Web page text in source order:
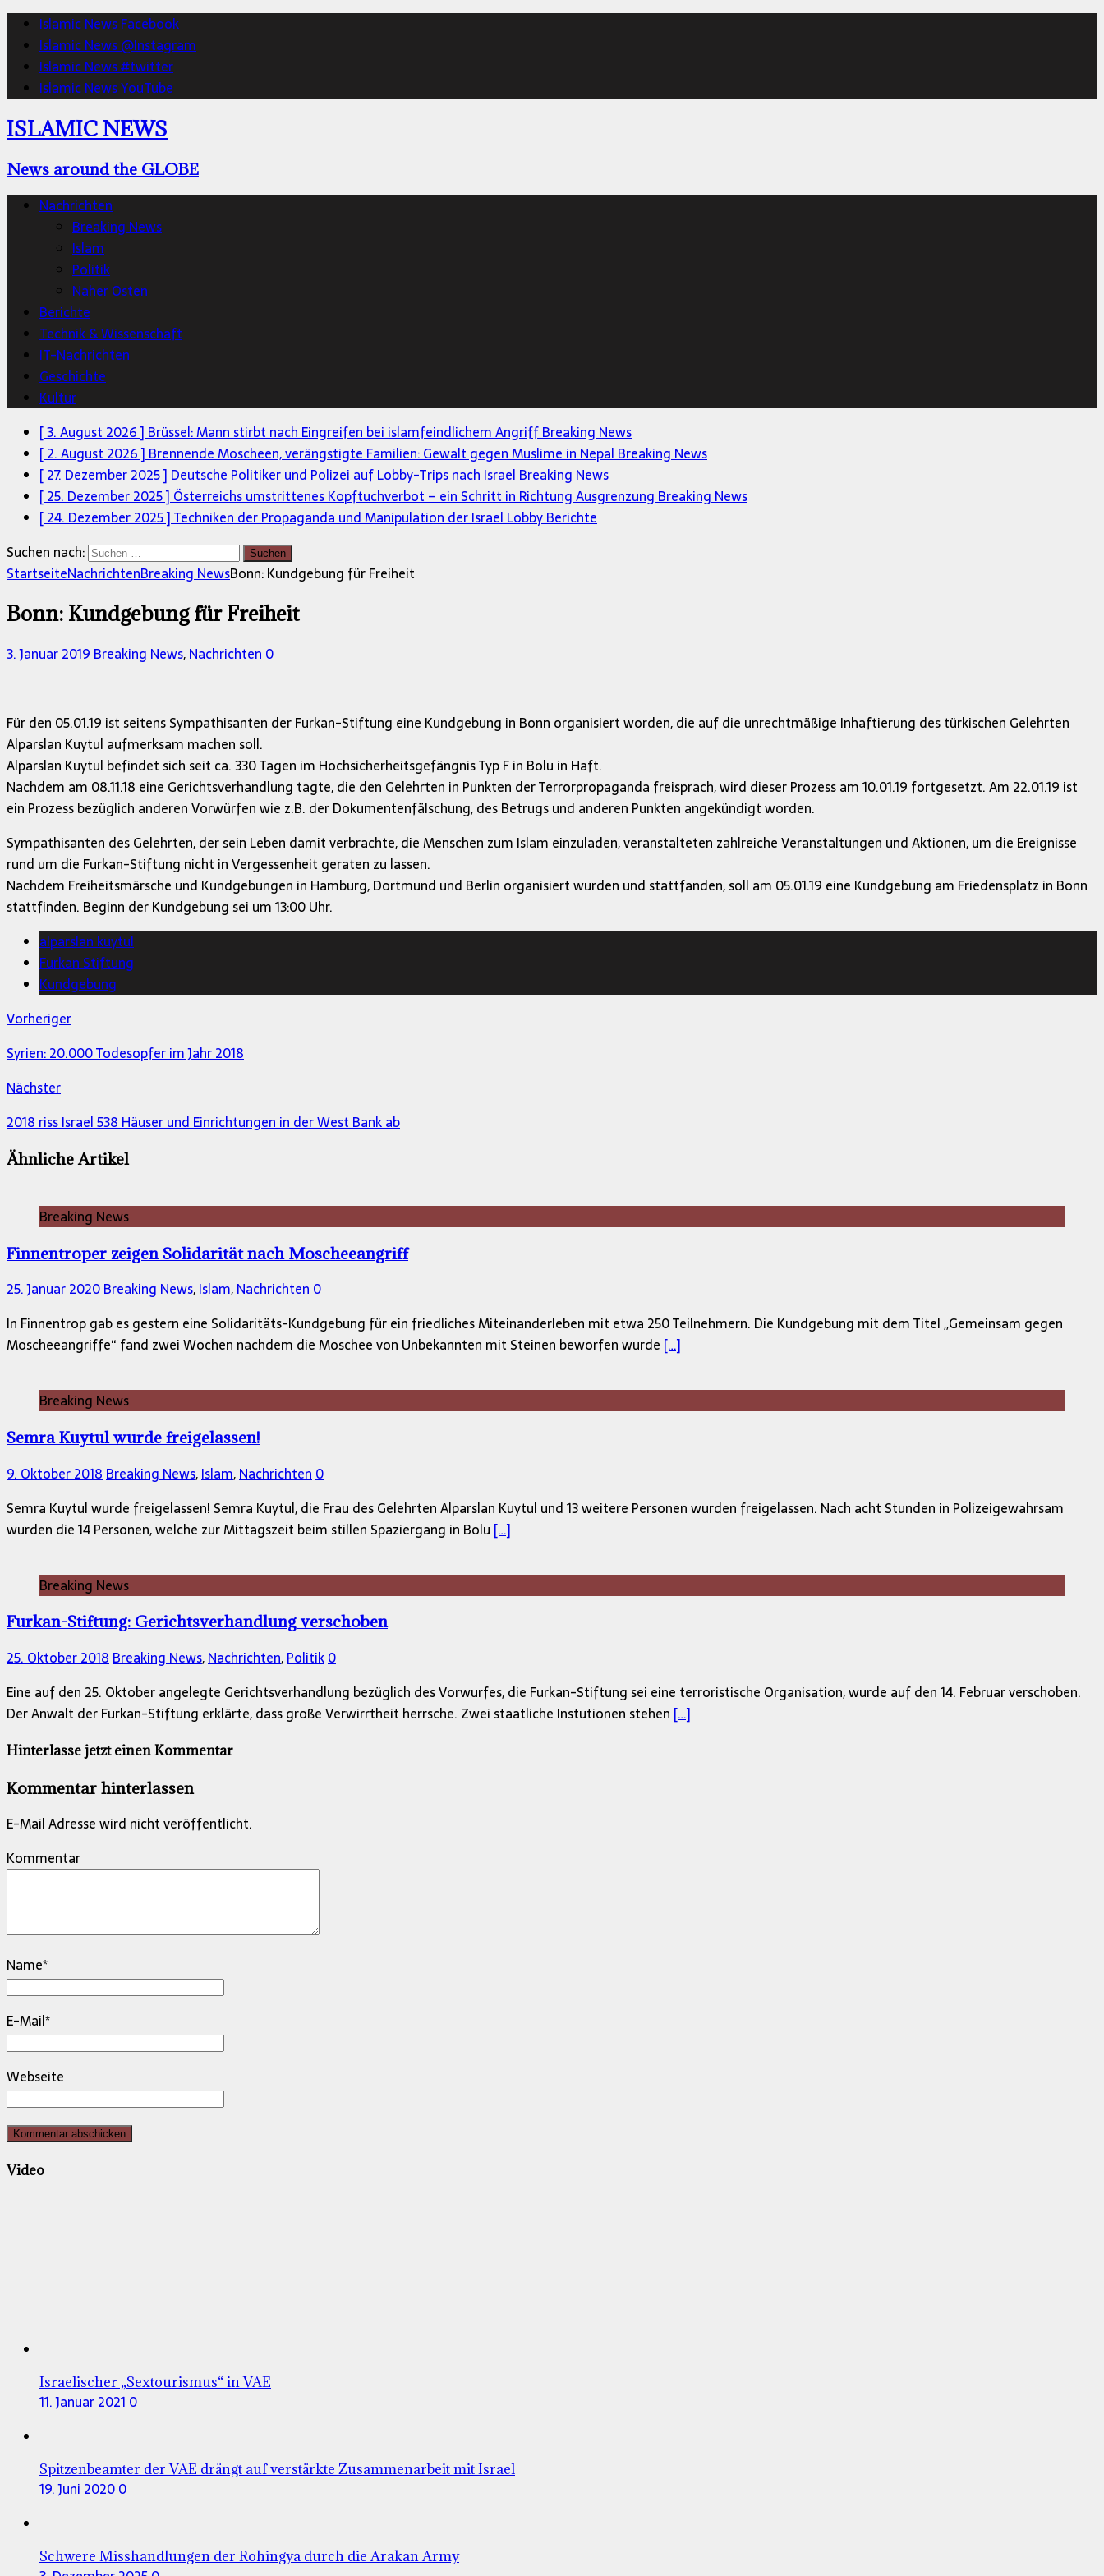
Islamic News Facebook
Islamic News @Instagram
Islamic News #twitter
Islamic News YouTube
ISLAMIC NEWS
News around the GLOBE
Nachrichten
Breaking News
Islam
Politik
Naher Osten
Berichte
Technik & Wissenschaft
IT-Nachrichten
Geschichte
Kultur
[ 3. August 2026 ] Brüssel: Mann stirbt nach Eingreifen bei islamfeindlichem AngriffBreaking News
[ 2. August 2026 ] Brennende Moscheen, verängstigte Familien: Gewalt gegen Muslime in Nepal Breaking News
[ 27. Dezember 2025 ] Deutsche Politiker und Polizei auf Lobby-Trips nach Israel Breaking News
[ 25. Dezember 2025 ] Österreichs umstrittenes Kopftuchverbot – ein Schritt in Richtung Ausgrenzung Breaking News
[ 24. Dezember 2025 ]Techniken der Propaganda und Manipulation der Israel LobbyBerichte
Suchen nach:
StartseiteNachrichtenBreaking NewsBonn: Kundgebung für Freiheit
Bonn: Kundgebung für Freiheit
3. Januar 2019Breaking News,Nachrichten0
Für den 05.01.19 ist seitens Sympathisanten der Furkan-Stiftung eine Kundgebung in Bonn organisiert worden, die auf die unrechtmäßige Inhaftierung des türkischen Gelehrten
Alparslan Kuytul aufmerksam machen soll.
Alparslan Kuytul befindet sich seit ca. 330 Tagen im Hochsicherheitsgefängnis Typ F in Bolu in Haft.
Nachdem am 08.11.18 eine Gerichtsverhandlung tagte, die den Gelehrten in Punkten der Terrorpropaganda freisprach, wird dieser Prozess am 10.01.19 fortgesetzt. Am 22.01.19 ist
ein Prozess bezüglich anderen Vorwürfen wie z.B. der Dokumentenfälschung, des Betrugs und anderen Punkten angekündigt worden.
Sympathisanten des Gelehrten, der sein Leben damit verbrachte, die Menschen zum Islam einzuladen, veranstalteten zahlreiche Veranstaltungen und Aktionen, um die Ereignisse
rund um die Furkan-Stiftung nicht in Vergessenheit geraten zu lassen.
Nachdem Freiheitsmärsche und Kundgebungen in Hamburg, Dortmund und Berlin organisiert wurden und stattfanden, soll am 05.01.19 eine Kundgebung am Friedensplatz in Bonn
stattfinden. Beginn der Kundgebung sei um 13:00 Uhr.
alparslan kuytul
Furkan Stiftung
Kundgebung
Vorheriger
Syrien: 20.000 Todesopfer im Jahr 2018
Nächster
2018 riss Israel 538 Häuser und Einrichtungen in der West Bank ab
Ähnliche Artikel
Breaking News
Finnentroper zeigen Solidarität nach Moscheeangriff
25. Januar 2020Breaking News,Islam,Nachrichten0
In Finnentrop gab es gestern eine Solidaritäts-Kundgebung für ein friedliches Miteinanderleben mit etwa 250 Teilnehmern. Die Kundgebung mit dem Titel ,,Gemeinsam gegen
Moscheeangriffe“ fand zwei Wochen nachdem die Moschee von Unbekannten mit Steinen beworfen wurde […]
Breaking News
Semra Kuytul wurde freigelassen!
9. Oktober 2018 Breaking News,Islam,Nachrichten 0
Semra Kuytul wurde freigelassen! Semra Kuytul, die Frau des Gelehrten Alparslan Kuytul und 13 weitere Personen wurden freigelassen. Nach acht Stunden in Polizeigewahrsam
wurden die 14 Personen, welche zur Mittagszeit beim stillen Spaziergang in Bolu […]
Breaking News
Furkan-Stiftung: Gerichtsverhandlung verschoben
25. Oktober 2018 Breaking News,Nachrichten,Politik0
Eine auf den 25. Oktober angelegte Gerichtsverhandlung bezüglich des Vorwurfes, die Furkan-Stiftung sei eine terroristische Organisation, wurde auf den 14. Februar verschoben.
Der Anwalt der Furkan-Stiftung erklärte, dass große Verwirrtheit herrsche. Zwei staatliche Instutionen stehen […]
Hinterlasse jetzt einen Kommentar
Kommentar hinterlassen
E-Mail Adresse wird nicht veröffentlicht.
Kommentar
Name*
E-Mail*
Webseite
Video
Israelischer „Sextourismus“ in VAE
11. Januar 2021 0
Spitzenbeamter der VAE drängt auf verstärkte Zusammenarbeit mit Israel
19. Juni 20200
Schwere Misshandlungen der Rohingya durch die Arakan Army